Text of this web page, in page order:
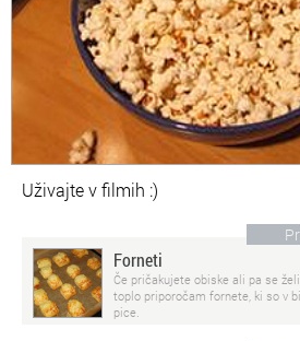
Uživajte v filmih :)
Forneti
Če pričakujete obiske ali pa se
toplo priporočam fornete, ki so v
pice.